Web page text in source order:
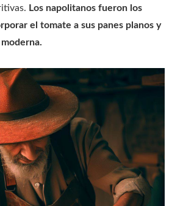
Los napolitanos fueron los
el tomate a sus panes planos y